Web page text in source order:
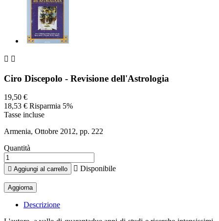
 
Ciro Discepolo - Revisione dell'Astrologia
19,50 €
18,53 € Risparmia 5%
Tasse incluse
Armenia, Ottobre 2012, pp. 222
Quantità
 Aggiungi al carrello  Disponibile
Descrizione